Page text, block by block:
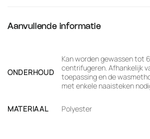
Aanvullende informatie
ONDERHOUD
Kan worden gewassen tot
centrifugeren. Afhankelijk
toepassing en de
met enkele naaisteken
MATERIAAL Polyester